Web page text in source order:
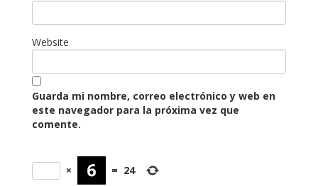
Website
Guarda mi nombre, correo electrónico y web en
este navegador para la próxima vez que
comente.
× = 24